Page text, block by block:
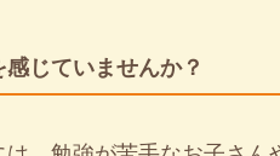
じていませんか？